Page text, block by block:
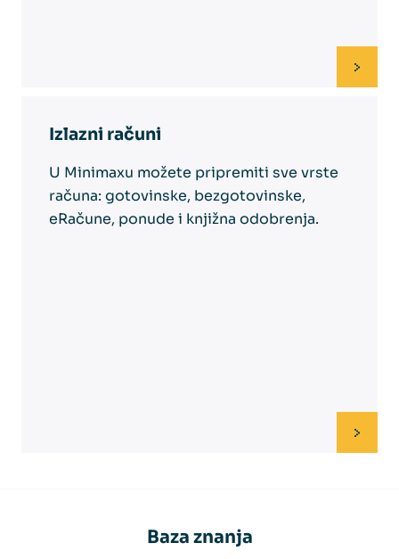
Izlazni računi
U Minimaxu možete pripremiti sve vrste
računa: gotovinske, bezgotovinske,
eRačune, ponude i knjižna odobrenja.
Baza znanja